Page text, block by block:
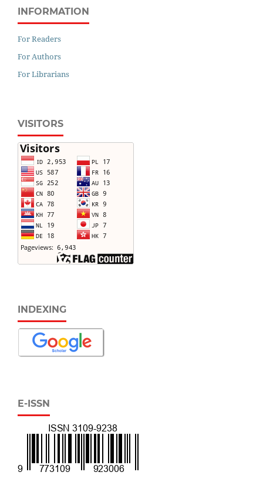
INFORMATION
For Readers
For Authors
For Librarians
VISITORS
INDEXING
E-ISSN